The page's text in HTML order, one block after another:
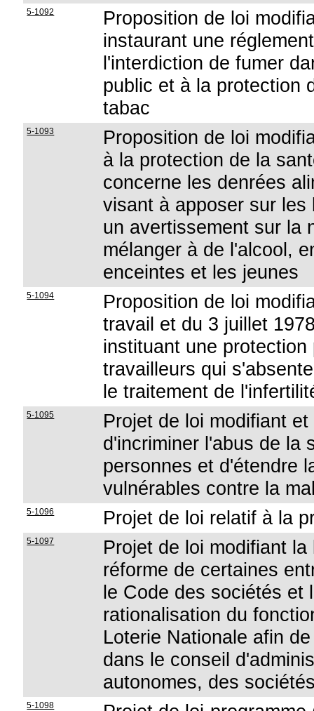
5-1092
Proposition de loi
instaurant une
l'interdiction de fumer
public et à la protection
tabac
5-1093
Proposition de loi
à la protection de la
concerne les denrées
visant à apposer sur
un avertissement sur la
mélanger à de l'alcool,
enceintes et les jeunes
5-1094
Proposition de loi
travail et du 3 juillet
instituant une
travailleurs qui
le traitement de
5-1095
Projet de loi modifiant
d'incriminer l'abus de la
personnes et d'étendre
vulnérables contre la
5-1096 Projet de loi relatif à la
5-1097
Projet de loi modifiant
réforme de certaines
le Code des sociétés et
rationalisation du
Loterie Nationale afin
dans le conseil
autonomes, des
5-1098